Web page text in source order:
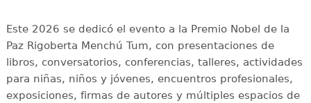
Este 2026 se dedicó el evento a la Premio Nobel de la
Paz Rigoberta Menchú Tum, con presentaciones de
libros, conversatorios, conferencias, talleres, actividades
para niñas, niños y jóvenes, encuentros profesionales,
exposiciones, firmas de autores y múltiples espacios de